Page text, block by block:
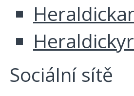
Sociální sítě